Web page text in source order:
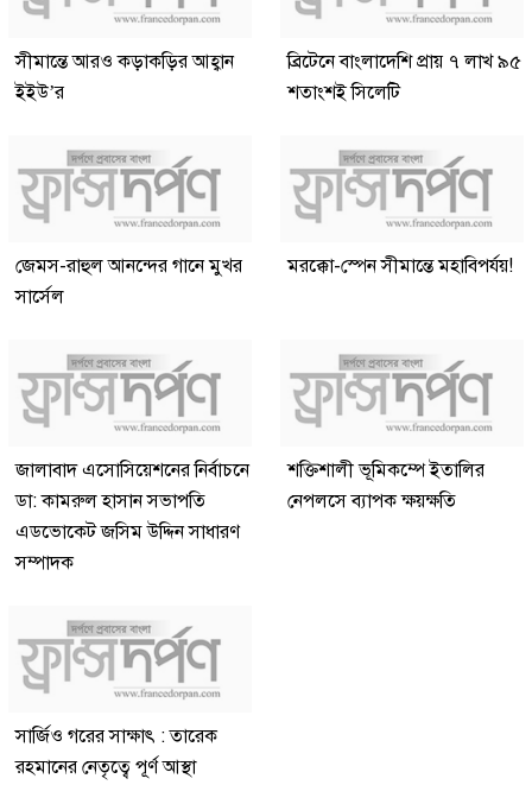
সীমান্তে আরও কড়াকড়ির আহ্বান
ইইউ’র
ব্রিটেনে বাংলাদেশি প্রায় ৭ লাখ ৯৫
শতাংশই সিলেটি
জেমস-রাহুল আনন্দের গানে মুখর
সার্সেল
মরক্কো-স্পেন সীমান্তে মহাবিপর্যয়!
জালাবাদ এসোসিয়েশনের নির্বাচনে
ডা: কামরুল হাসান সভাপতি
এডভোকেট জসিম উদ্দিন সাধারণ
সম্পাদক
শক্তিশালী ভূমিকম্পে ইতালির
নেপলসে ব্যাপক ক্ষয়ক্ষতি
সার্জিও গরের সাক্ষাৎ : তারেক
রহমানের নেতৃত্বে পূর্ণ আস্থা